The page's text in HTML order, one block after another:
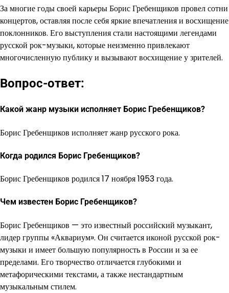
За многие годы своей карьеры Борис Гребенщиков провел сотни
концертов, оставляя после себя яркие впечатления и восхищение
поклонников. Его выступления стали настоящими легендами
русской рок-музыки, которые неизменно привлекают
многочисленную публику и вызывают восхищение у зрителей.
Вопрос-ответ:
Какой жанр музыки исполняет Борис Гребенщиков?
Борис Гребенщиков исполняет жанр русского рока.
Когда родился Борис Гребенщиков?
Борис Гребенщиков родился 17 ноября 1953 года.
Чем известен Борис Гребенщиков?
Борис Гребенщиков — это известный российский музыкант,
лидер группы «Аквариум». Он считается иконой русской рок-
музыки и имеет большую популярность в России и за ее
пределами. Его творчество отличается глубокими и
метафорическими текстами, а также нестандартным
музыкальным стилем.